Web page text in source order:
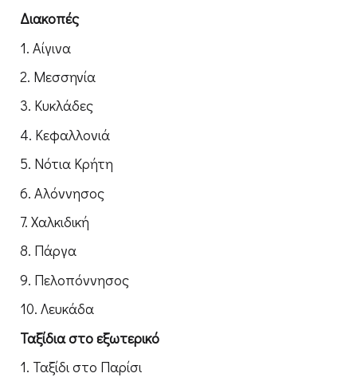
Διακοπές
1. Αίγινα
2. Μεσσηνία
3. Κυκλάδες
4. Κεφαλλονιά
5. Νότια Κρήτη
6. Αλόννησος
7. Χαλκιδική
8. Πάργα
9. Πελοπόννησος
10. Λευκάδα
Ταξίδια στο εξωτερικό
1. Ταξίδι στο Παρίσι